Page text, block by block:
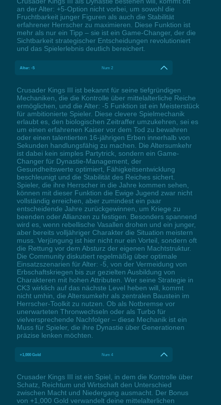
an der Alter: +5-Option nicht vorbei, um sowohl die
Fruchtbarkeit junger Figuren als auch die Stabilität
erfahrener Herrscher zu maximieren. Diese Funktion ist
mehr als nur ein Tipp – sie ist ein Game-Changer, der die
Sichtbarkeit strategischer Entscheidungen revolutioniert
und das Spielerlebnis deutlich bereichert.
Alter: -5 Num 2
Crusader Kings III ist bekannt für seine tiefgründigen
Mechaniken, die die Kontrolle über mittelalterliche Reiche
ermöglichen, und die Alter: -5 Funktion ist ein Meisterstück
für ambitionierte Spieler. Diese clevere Spielmechanik
erlaubt es, den biologischen Zeitraffer umzukehren, sei es
um einen erfahrenen Kaiser vor dem Tod zu bewahren
oder einen talentierten 16-jährigen Erben innerhalb von
Sekunden handlungsfähig zu machen. Die Altersumkehr
ist dabei kein simples Partytrick, sondern ein Game-
Changer für Dynastie-Management, der
Gesundheitswerte optimiert, Fähigkeitsentwicklung
beschleunigt und die Stabilität des Reiches sichert.
Spieler, die ihre Herrscher in die Jahre kommen sehen,
können mit dieser Funktion die Ewige Jugend zwar nicht
vollständig erreichen, aber zumindest ein paar
entscheidende Jahre zurückgewinnen, um Kriege zu
beenden oder Allianzen zu festigen. Besonders spannend
wird es, wenn rebellische Vasallen drohen und ein junger,
aber bereits volljähriger Charakter die Situation meistern
muss. Verjüngung ist hier nicht nur ein Vorteil, sondern oft
die Rettung vor dem Absturz der eigenen Machtstruktur.
Die Community diskutiert regelmäßig über optimale
Einsatzszenarien für Alter: -5, von der Vermeidung von
Erbschaftskriegen bis zur gezielten Ausbildung von
Charakteren mit hohen Attributen. Wer seine Strategie in
CK3 wirklich auf das nächste Level heben will, kommt
nicht umhin, die Altersumkehr als zentralen Baustein im
Herrscher-Toolkit zu nutzen. Ob als Notbremse vor
unerwarteten Thronwechseln oder als Turbo für
vielversprechende Nachfolger – diese Mechanik ist ein
Muss für Spieler, die ihre Dynastie über Generationen
präzise lenken möchten.
+1,000 Gold Num 4
Crusader Kings III ist ein Spiel, in dem die Kontrolle über
Schatz, Reichtum und Wirtschaft den Unterschied
zwischen Macht und Niedergang ausmacht. Der Bonus
von +1,000 Gold verwandelt deine mittelalterlichen